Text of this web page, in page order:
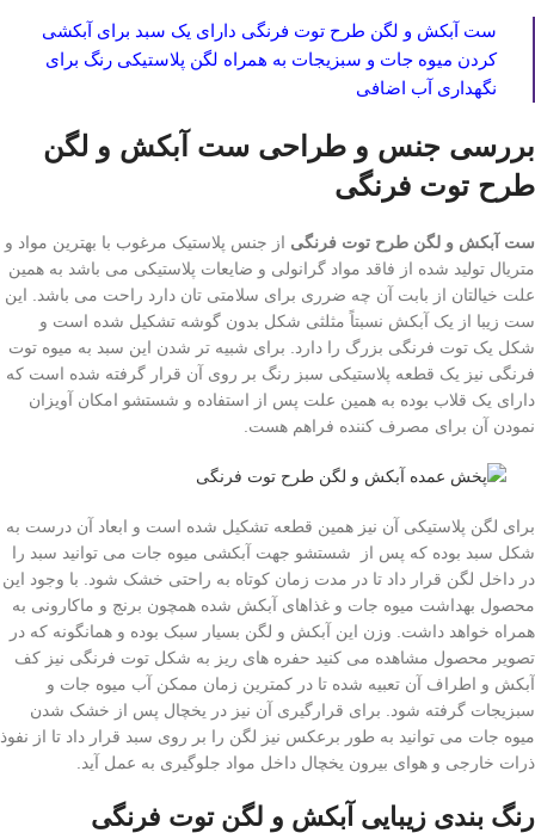
ست آبکش و لگن طرح توت فرنگی دارای یک سبد برای آبکشی
کردن میوه جات و سبزیجات به همراه لگن پلاستیکی رنگ برای
نگهداری آب اضافی
بررسی جنس و طراحی ست آبکش و لگن
طرح توت فرنگی
ست آبکش و لگن طرح توت فرنگی از جنس پلاستیک مرغوب با بهترین مواد و
متریال تولید شده از فاقد مواد گرانولی و ضایعات پلاستیکی می باشد به همین
علت خیالتان از بابت آن چه ضرری برای سلامتی تان دارد راحت می باشد. این
ست زیبا از یک آبکش نسبتاً مثلثی شکل بدون گوشه تشکیل شده است و
شکل یک توت فرنگی بزرگ را دارد. برای شبیه تر شدن این سبد به میوه توت
فرنگی نیز یک قطعه پلاستیکی سبز رنگ بر روی آن قرار گرفته شده است که
دارای یک قلاب بوده به همین علت پس از استفاده و شستشو امکان آویزان
نمودن آن برای مصرف کننده فراهم هست.
برای لگن پلاستیکی آن نیز همین قطعه تشکیل شده است و ابعاد آن درست به
شکل سبد بوده که پس از شستشو جهت آبکشی میوه جات می توانید سبد را
در داخل لگن قرار داد تا در مدت زمان کوتاه به راحتی خشک شود. با وجود این
محصول بهداشت میوه جات و غذاهای آبکش شده همچون برنج و ماکارونی به
همراه خواهد داشت. وزن این آبکش و لگن بسیار سبک بوده و همانگونه که در
تصویر محصول مشاهده می کنید حفره های ریز به شکل توت فرنگی نیز کف
آبکش و اطراف آن تعبیه شده تا در کمترین زمان ممکن آب میوه جات و
سبزیجات گرفته شود. برای قرارگیری آن نیز در یخچال پس از خشک شدن
میوه جات می توانید به طور برعکس نیز لگن را بر روی سبد قرار داد تا از نفوذ
ذرات خارجی و هوای بیرون یخچال داخل مواد جلوگیری به عمل آید.
رنگ بندی زیبایی آبکش و لگن توت فرنگی